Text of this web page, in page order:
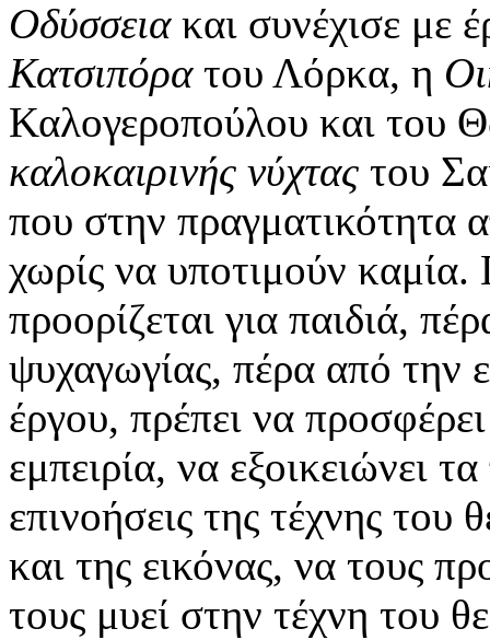
Οδύσσεια και συνέχισε με
Κατσιπόρα του Λόρκα, η
Καλογεροπούλου και
καλοκαιρινής νύχτας του
που στην πραγματικότητα
χωρίς να υποτιμούν
προορίζεται για παιδιά,
ψυχαγωγίας, πέρα από την
έργου, πρέπει να
εμπειρία, να εξοικειώνει
επινοήσεις της τέχνης
και της εικόνας, να τους
τους μυεί στην τέχνη του